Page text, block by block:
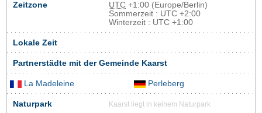
Zeitzone UTC +1:00 (Europe/Berlin)
Sommerzeit : UTC +2:00
Winterzeit : UTC +1:00
Lokale Zeit
Partnerstädte mit der Gemeinde Kaarst
La Madeleine Perleberg
Naturpark Kaarst liegt in keinem Naturpark